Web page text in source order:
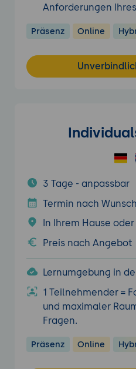
Anforderungen
Präsenz Online
3 Tage - anpassbar
Termin nach Wunsch
In Ihrem Hause
Preis nach Angebot
Lernumgebung in
1 Teilnehmender =
und maximaler
Fragen.
Präsenz Online